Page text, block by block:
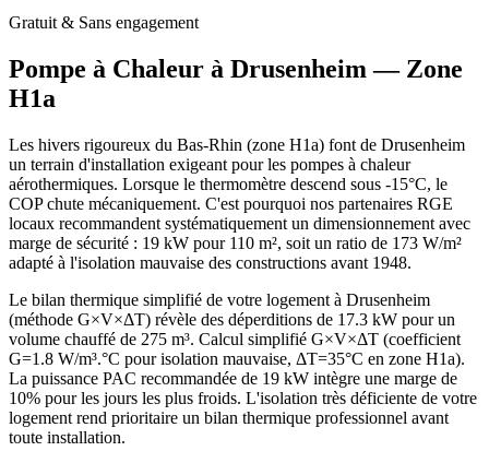
Gratuit & Sans engagement
Pompe à Chaleur à Drusenheim — Zone
H1a
Les hivers rigoureux du Bas-Rhin (zone H1a) font de Drusenheim
un terrain d'installation exigeant pour les pompes à chaleur
aérothermiques. Lorsque le thermomètre descend sous -15°C, le
COP chute mécaniquement. C'est pourquoi nos partenaires RGE
locaux recommandent systématiquement un dimensionnement avec
marge de sécurité : 19 kW pour 110 m², soit un ratio de 173 W/m²
adapté à l'isolation mauvaise des constructions avant 1948.
Le bilan thermique simplifié de votre logement à Drusenheim
(méthode G×V×ΔT) révèle des déperditions de 17.3 kW pour un
volume chauffé de 275 m³. Calcul simplifié G×V×ΔT (coefficient
G=1.8 W/m³.°C pour isolation mauvaise, ΔT=35°C en zone H1a).
La puissance PAC recommandée de 19 kW intègre une marge de
10% pour les jours les plus froids. L'isolation très déficiente de votre
logement rend prioritaire un bilan thermique professionnel avant
toute installation.